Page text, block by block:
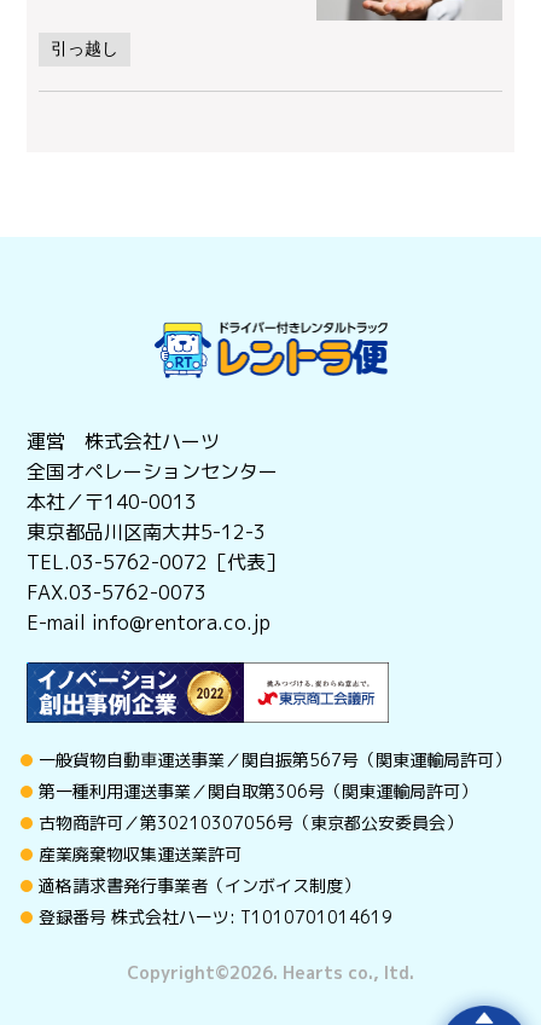
引っ越し
運営 株式会社ハーツ
全国オペレーションセンター
本社／〒140-0013
東京都品川区南大井5-12-3
TEL.03-5762-0072［代表］
FAX.03-5762-0073
E-mail info@rentora.co.jp
一般貨物自動車運送事業／関自振第567号（関東運輸局許可）
第一種利用運送事業／関自取第306号（関東運輸局許可）
古物商許可／第30210307056号（東京都公安委員会）
産業廃棄物収集運送業許可
適格請求書発行事業者（インボイス制度）
登録番号 株式会社ハーツ: T1010701014619
Copyright©︎2026. Hearts co., ltd.